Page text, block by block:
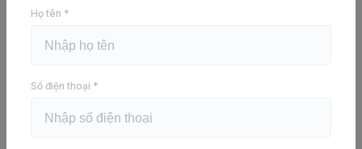
Họ tên *
Số điện thoại *
Tường thạch cao GypWall DW1
Báo giá ngay